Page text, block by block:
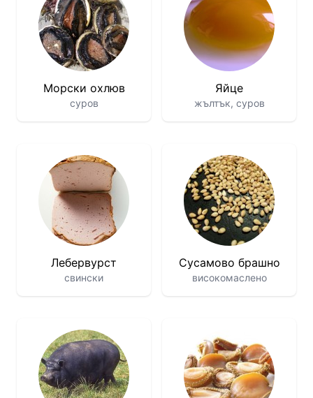
Морски охлюв
суров
Яйце
жълтък, суров
Лебервурст
свински
Сусамово брашно
високомаслено